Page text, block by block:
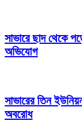
সাভারে ছাদ থেকে
অভিযোগ
সাভারের তিন
অবরোধ